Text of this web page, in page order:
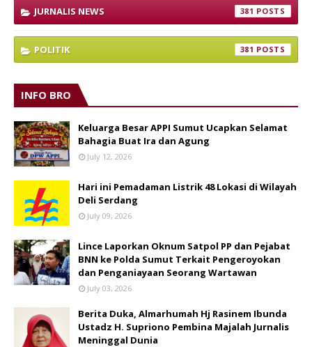
JURNALIS NEWS 381
POLITIK 381
INFO BRO
Keluarga Besar APPI Sumut Ucapkan Selamat
Bahagia Buat Ira dan Agung
July 12, 2026
Hari ini Pemadaman Listrik 48 Lokasi di Wilayah
Deli Serdang
July 09, 2026
Lince Laporkan Oknum Satpol PP dan Pejabat
BNN ke Polda Sumut Terkait Pengeroyokan
dan Penganiayaan Seorang Wartawan
July 03, 2026
Berita Duka, Almarhumah Hj Rasinem Ibunda
Ustadz H. Supriono Pembina Majalah Jurnalis
Meninggal Dunia